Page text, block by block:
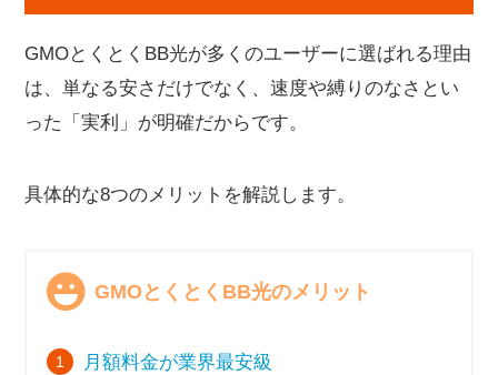
GMOとくとくBB光が多くのユーザーに選ばれる理由
は、単なる安さだけでなく、速度や縛りのなさとい
った「実利」が明確だからです。
具体的な8つのメリットを解説します。
GMOとくとくBB光のメリット
月額料金が業界最安級